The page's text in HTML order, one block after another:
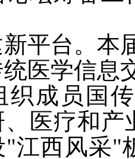
平台。本
医学信息
织成员国
医疗和产
"江西风采"